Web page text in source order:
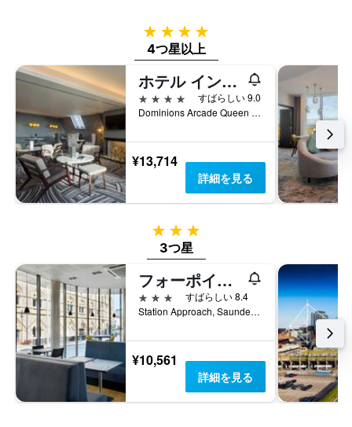
4つ星
4つ星以上
ホテル インディゴ カーディフ by IHG
4つ星
すばらしい 9.0
Dominions Arcade Queen Street, カーディフ, イギリス
¥13,714
詳細を見る
3つ星
3つ星
フォーポインツ フレックス バイ シェラトン カーディフ
3つ星
すばらしい 8.4
Station Approach, Saunders Road, カーディフ, イギリス
¥10,561
詳細を見る